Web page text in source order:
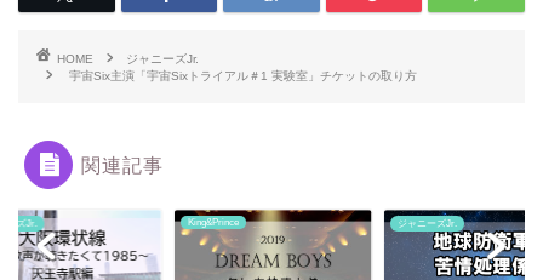
HOME
ジャニーズJr.
宇宙Six主演「宇宙Sixトライアル＃1 実験室」チケットの取り方
関連記事
ーズJr. King&Prince ジャニーズJr.